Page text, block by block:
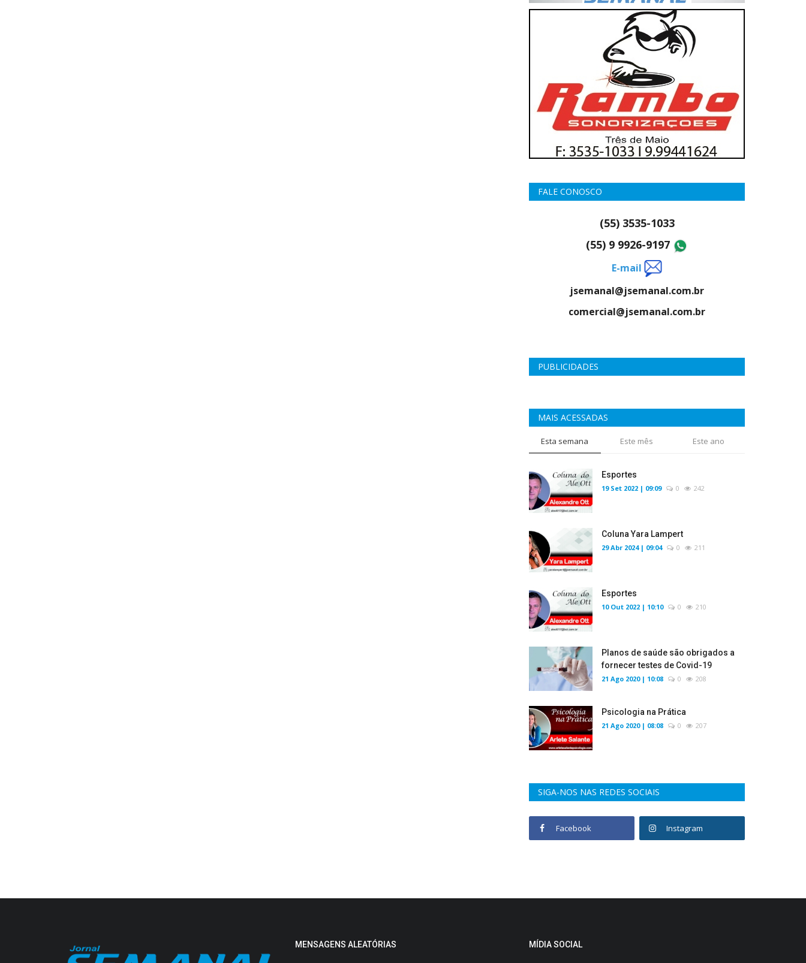
FALE CONOSCO
(55) 3535-1033
(55) 9 9926-9197
E-mail
jsemanal@jsemanal.com.br
comercial@jsemanal.com.br
PUBLICIDADES
MAIS ACESSADAS
Esta semana Este mês Este ano
Esportes
19 Set 2022 | 09:09 0 242
Coluna Yara Lampert
29 Abr 2024 | 09:04 0 211
Esportes
10 Out 2022 | 10:10 0 210
Planos de saúde são obrigados a
fornecer testes de Covid-19
21 Ago 2020 | 10:08 0 208
Psicologia na Prática
21 Ago 2020 | 08:08 0 207
SIGA-NOS NAS REDES SOCIAIS
Facebook Instagram
MENSAGENS ALEATÓRIAS MÍDIA SOCIAL